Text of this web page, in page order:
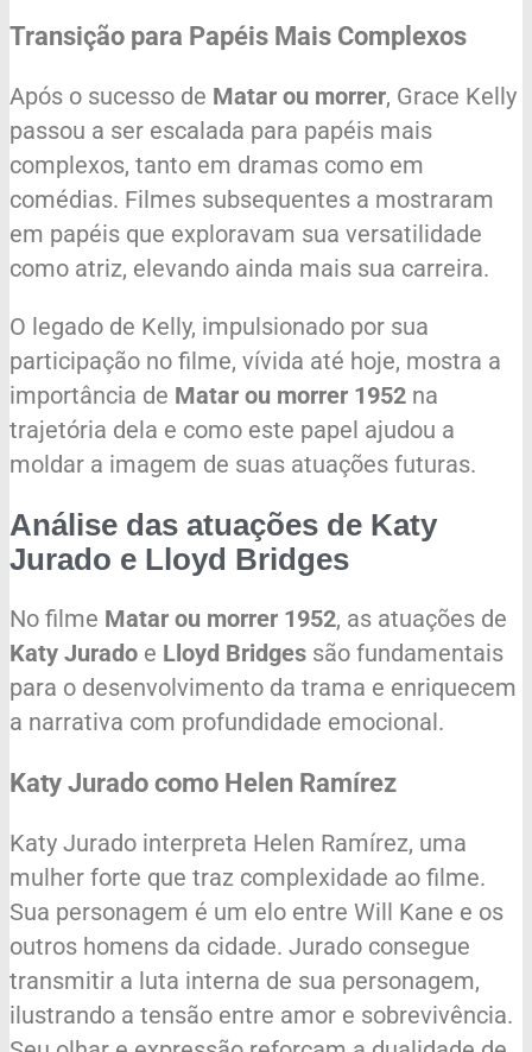
Transição para Papéis Mais Complexos
Após o sucesso de Matar ou morrer, Grace Kelly
passou a ser escalada para papéis mais
complexos, tanto em dramas como em
comédias. Filmes subsequentes a mostraram
em papéis que exploravam sua versatilidade
como atriz, elevando ainda mais sua carreira.
O legado de Kelly, impulsionado por sua
participação no filme, vívida até hoje, mostra a
importância de Matar ou morrer 1952 na
trajetória dela e como este papel ajudou a
moldar a imagem de suas atuações futuras.
Análise das atuações de Katy
Jurado e Lloyd Bridges
No filme Matar ou morrer 1952, as atuações de
Katy Jurado e Lloyd Bridges são fundamentais
para o desenvolvimento da trama e enriquecem
a narrativa com profundidade emocional.
Katy Jurado como Helen Ramírez
Katy Jurado interpreta Helen Ramírez, uma
mulher forte que traz complexidade ao filme.
Sua personagem é um elo entre Will Kane e os
outros homens da cidade. Jurado consegue
transmitir a luta interna de sua personagem,
ilustrando a tensão entre amor e sobrevivência.